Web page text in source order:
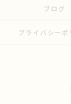
ブログ
プライバシーポ